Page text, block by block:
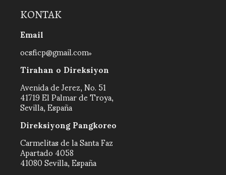
KONTAK
Email
ocsficp@gmail.com
Tirahan o Direksiyon
Avenida de Jerez, No. 51
41719 El Palmar de Troya,
Sevilla, España
Direksiyong Pangkoreo
Carmelitas de la Santa Faz
Apartado 4058
41080 Sevilla, España